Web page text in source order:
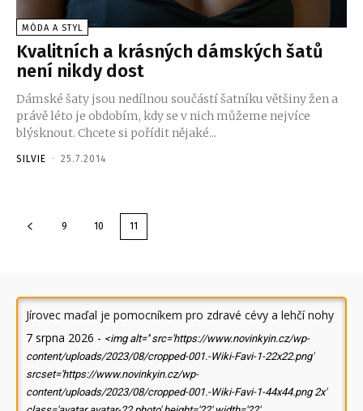
MÓDA A STYL
Kvalitních a krásných dámských šatů
není nikdy dost
Dámské šaty jsou nedílnou součástí šatníku většiny žen a
právě léto je obdobím, kdy se v nich můžeme nejvíce
blýsknout. Chcete si pořídit nějaké...
SILVIE - 25.7.2014
9 10 11
Jírovec maďal je pomocníkem pro zdravé cévy a lehčí nohy
7 srpna 2026 - <img alt='' src='https://www.novinkyin.cz/wp-
content/uploads/2023/08/cropped-001.-Wiki-Favi-1-22x22.png'
srcset='https://www.novinkyin.cz/wp-
content/uploads/2023/08/cropped-001.-Wiki-Favi-1-44x44.png 2x'